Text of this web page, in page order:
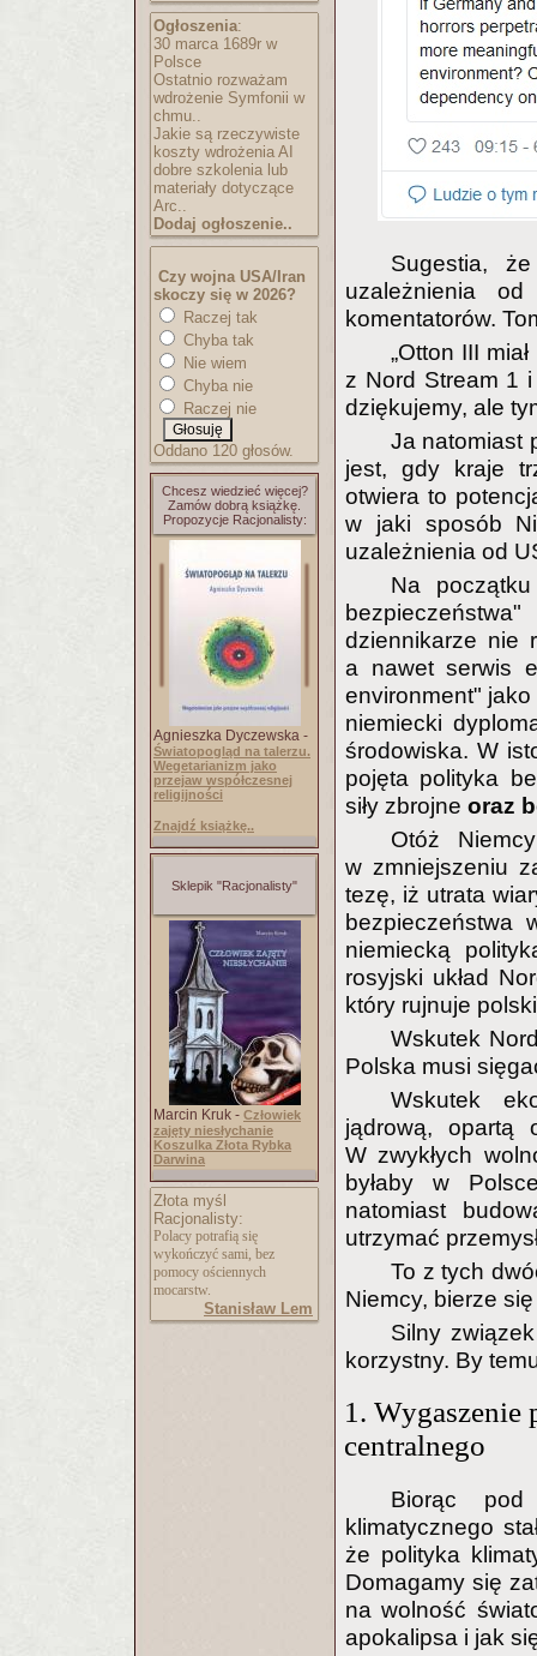
Ogłoszenia:
30 marca 1689r w
Polsce
Ostatnio rozważam
wdrożenie Symfonii w
chmu..
Jakie są rzeczywiste
koszty wdrożenia AI
dobre szkolenia lub
materiały dotyczące
Arc..
Dodaj ogłoszenie..
Czy wojna USA/Iran
skoczy się w 2026?
Raczej tak
Chyba tak
Nie wiem
Chyba nie
Raczej nie
Oddano 120 głosów.
Chcesz wiedzieć więcej?
Zamów dobrą książkę.
Propozycje Racjonalisty:
Agnieszka Dyczewska -
Światopogląd na talerzu.
Wegetarianizm jako
przejaw współczesnej
religijności
Znajdź książkę..
Sklepik "Racjonalisty"
Marcin Kruk - Człowiek
zajęty niesłychanie
Koszulka Złota Rybka
Darwina
Złota myśl
Racjonalisty:
Polacy potrafią się
wykończyć sami, bez
pomocy ościennych
mocarstw.
Stanisław Lem
Sugestia,
uzależnienia
komentatorów.
„Otton III
z Nord Stream 1
dziękujemy, ale
Ja natomiast
jest, gdy kraje
otwiera to
w jaki sposób
uzależnienia od
Na
dziennikarze nie
a nawet serwis
environment" jako
niemiecki
środowiska. W
pojęta polityka
siły zbrojne oraz
Otóż
w zmniejszeniu
tezę, iż utrata
bezpieczeństwa
niemiecką
rosyjski układ
który rujnuje
Wskutek
Polska musi
Wskutek
jądrową, opartą
W zwykłych
byłaby w
natomiast
utrzymać
To z tych
Niemcy, bierze
Silny
korzystny. By
1.
centralnego
Biorąc
klimatycznego
że polityka
Domagamy się
na wolność
apokalipsa i jak